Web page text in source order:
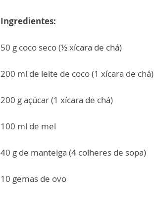
Ingredientes:
50 g coco seco (½ xícara de chá)
200 ml de leite de coco (1 xícara de chá)
200 g açúcar (1 xícara de chá)
100 ml de mel
40 g de manteiga (4 colheres de sopa)
10 gemas de ovo